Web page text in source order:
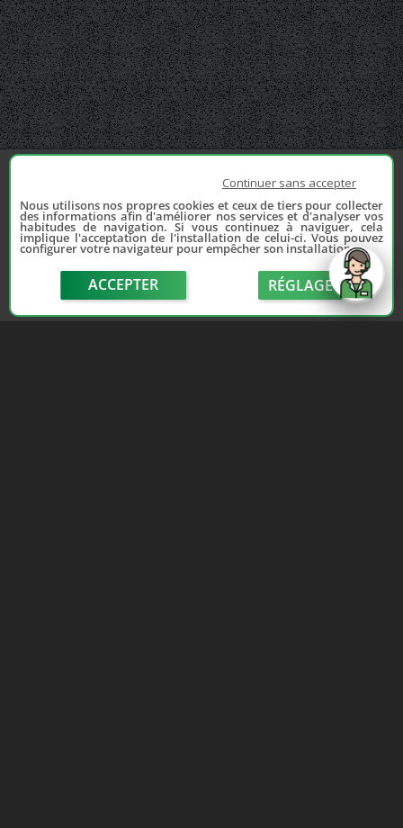
Continuer sans accepter
Nous utilisons nos propres cookies et ceux de tiers pour collecter
des informations afin d'améliorer nos services et d'analyser vos
habitudes de navigation. Si vous continuez à naviguer, cela
implique l'acceptation de l'installation de celui-ci. Vous pouvez
configurer votre navigateur pour empêcher son installation.
ACCEPTER RÉGLAGE